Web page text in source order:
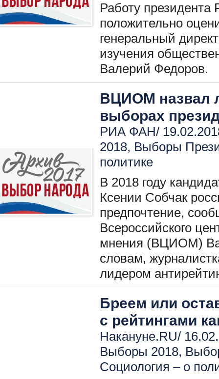
Работу
положительно
генеральный
изучения
Валерий Федоров.
ВЦИОМ назвал
выборах
РИА ФАН/
2018, Выборы
политике
В 2018 году
Ксении Собчак
предпочтение,
Всероссийского
мнения (ВЦИОМ)
словам,
лидером
Бреем или
с рейтингами
Накануне.RU/
Выборы 2018,
Социология – о